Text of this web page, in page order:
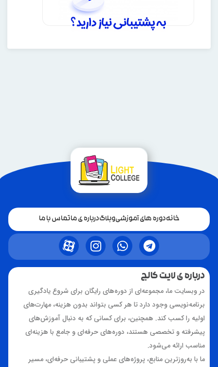
خانهدوره های آموزشیوبلاگدرباره ی ماتماس با ما
درباره ی لایت کالج
در وبسایت ما، مجموعه‌ای از دوره‌های رایگان برای شروع یادگیری
برنامه‌نویسی وجود دارد تا هر کسی بتواند بدون هزینه، مهارت‌های
اولیه را کسب کند. همچنین، برای کسانی که به دنبال آموزش‌های
پیشرفته و تخصصی هستند، دوره‌های حرفه‌ای و جامع با هزینه‌ای
مناسب ارائه می‌شود.
ما با به‌روزترین منابع، پروژه‌های عملی و پشتیبانی حرفه‌ای، مسیر